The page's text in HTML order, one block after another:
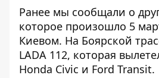
Ранее мы сообщали о
которое произошло 5
Киевом. На Боярской
LADA 112, которая
Honda Civic и Ford Transit.